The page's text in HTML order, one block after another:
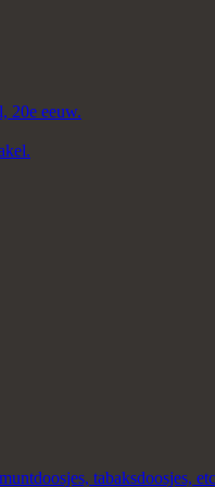
20e eeuw.
tabaksdoosjes,